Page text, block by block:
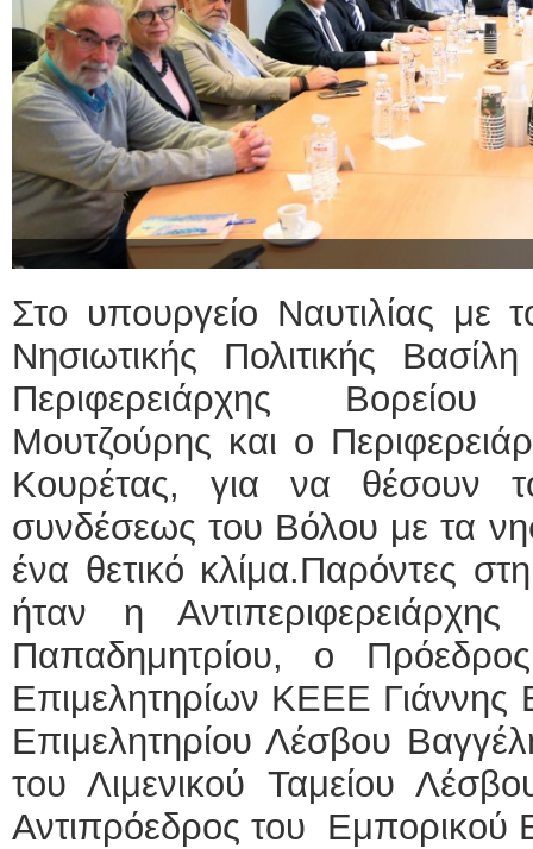
Στο υπουργείο Ναυτιλίας με
Νησιωτικής Πολιτικής
Περιφερειάρχης Βορείου
Μουτζούρης και ο
Κουρέτας, για να θέσουν
συνδέσεως του Βόλου με τα
ένα θετικό κλίμα.Παρόντες
ήταν η
Παπαδημητρίου, ο
Επιμελητηρίων ΚΕΕΕ Γιάννης
Επιμελητηρίου Λέσβου
του Λιμενικού Ταμείου
Αντιπρόεδρος του Εμπορικού